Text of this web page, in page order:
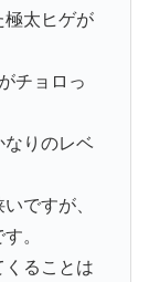
極太ヒゲが
チョロっ
なりのレベ
ですが、
。
くることは